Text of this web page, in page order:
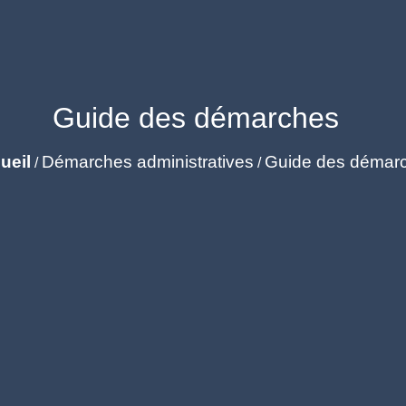
Guide des démarches
/ Démarches administratives / Guide des